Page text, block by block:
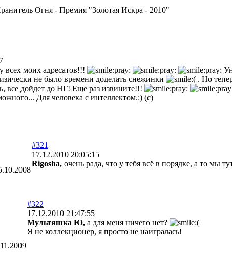
Огня - Премия "Золотая Искра - 2010"
моих адресатов!!!
не было времени доделать снежинки
. Но
все дойдет до НГ! Еще раз извините!!!
Для человека с интеллектом.:) (с)
#321
17.12.2010 20:05:15
Rigosha, очень рада, что у тебя всё в порядке, а то мы
#322
17.12.2010 21:47:55
Мультяшка Ю, a для меня ничего нет?
Я не коллекционер, я просто не наигралась!